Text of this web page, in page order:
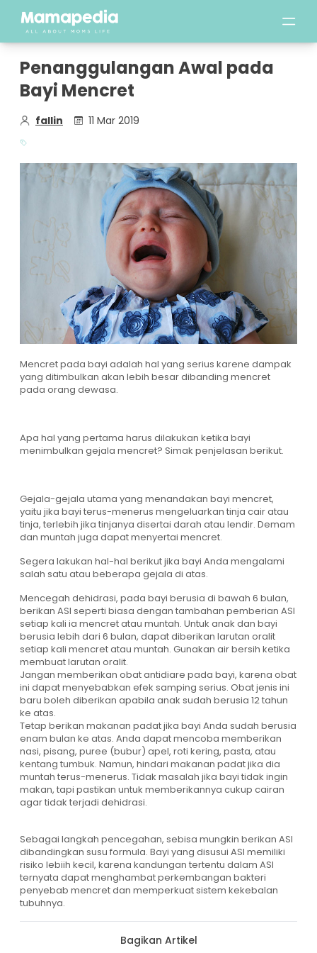
Penanggulangan Awal pada
Bayi Mencret
fallin 11 Mar 2019
Mencret pada bayi adalah hal yang serius karene dampak
yang ditimbulkan akan lebih besar dibanding mencret
pada orang dewasa.
Apa hal yang pertama harus dilakukan ketika bayi
menimbulkan gejala mencret? Simak penjelasan berikut.
Gejala-gejala utama yang menandakan bayi mencret,
yaitu jika bayi terus-menerus mengeluarkan tinja cair atau
tinja, terlebih jika tinjanya disertai darah atau lendir. Demam
dan muntah juga dapat menyertai mencret.
Segera lakukan hal-hal berikut jika bayi Anda mengalami
salah satu atau beberapa gejala di atas.
Mencegah dehidrasi, pada bayi berusia di bawah 6 bulan,
berikan ASI seperti biasa dengan tambahan pemberian ASI
setiap kali ia mencret atau muntah. Untuk anak dan bayi
berusia lebih dari 6 bulan, dapat diberikan larutan oralit
setiap kali mencret atau muntah. Gunakan air bersih ketika
membuat larutan oralit.
Jangan memberikan obat antidiare pada bayi, karena obat
ini dapat menyebabkan efek samping serius. Obat jenis ini
baru boleh diberikan apabila anak sudah berusia 12 tahun
ke atas.
Tetap berikan makanan padat jika bayi Anda sudah berusia
enam bulan ke atas. Anda dapat mencoba memberikan
nasi, pisang, puree (bubur) apel, roti kering, pasta, atau
kentang tumbuk. Namun, hindari makanan padat jika dia
muntah terus-menerus. Tidak masalah jika bayi tidak ingin
makan, tapi pastikan untuk memberikannya cukup cairan
agar tidak terjadi dehidrasi.
Sebagai langkah pencegahan, sebisa mungkin berikan ASI
dibandingkan susu formula. Bayi yang disusui ASI memiliki
risiko lebiih kecil, karena kandungan tertentu dalam ASI
ternyata dapat menghambat perkembangan bakteri
penyebab mencret dan memperkuat sistem kekebalan
tubuhnya.
Bagikan Artikel